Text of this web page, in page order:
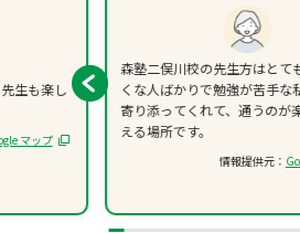
生も楽し
マップ
森塾二俣川校の先生方はとて
くな人ばかりで勉強が苦手な
寄り添ってくれて、通うのが
える場所です。
情報提供元：